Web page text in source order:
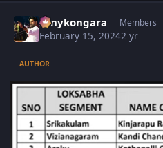
sonykongara Members
February 15, 20242 yr
AUTHOR